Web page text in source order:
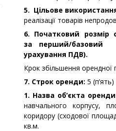
5. Цільове
реалізації товарів
6. Початковий розмір
за перший/базовий
урахування ПДВ).
Крок збільшення орендної
7. Строк оренди: 5
1. Назва об’єкта
навчального корпусу,
коридору (сходової
кв.м.